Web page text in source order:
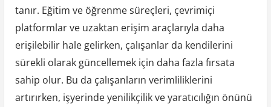
tanır. Eğitim ve öğrenme süreçleri, çevrimiçi
platformlar ve uzaktan erişim araçlarıyla daha
erişilebilir hale gelirken, çalışanlar da kendilerini
sürekli olarak güncellemek için daha fazla fırsata
sahip olur. Bu da çalışanların verimliliklerini
artırırken, işyerinde yenilikçilik ve yaratıcılığın önünü